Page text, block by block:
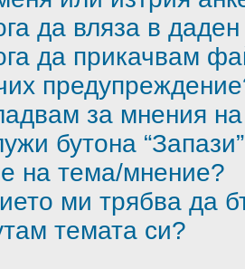
да вляза в
да прикачвам
за мнения
бутона
на тема/мнение?
ми трябва да
темата си?